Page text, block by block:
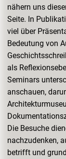
nähern uns
Seite. In
viel über
Bedeutung von
als
Seminars
anschauen,
Die Besuche
nachzudenken,
betrifft und